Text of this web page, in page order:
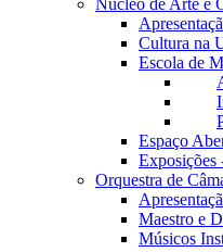
Núcleo de Arte e
Cultura na
Escola de
Espaço
Exposições
Orquestra de
Maestro e
Músicos